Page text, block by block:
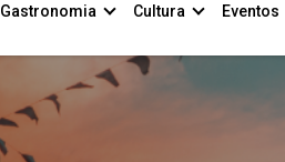
Gastronomia Cultura Eventos